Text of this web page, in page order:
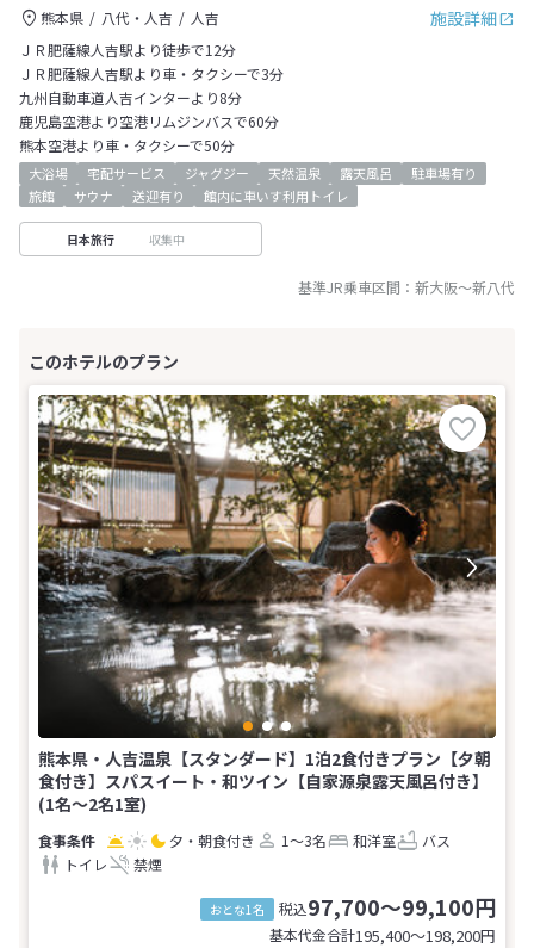
施設詳細
熊本県 八代・人吉
人吉
ＪＲ肥薩線人吉駅より徒歩で12分
ＪＲ肥薩線人吉駅より車・タクシーで3分
九州自動車道人吉インターより8分
鹿児島空港より空港リムジンバスで60分
熊本空港より車・タクシーで50分
大浴場 宅配サービス ジャグジー 天然温泉 露天風呂
駐車場有り
旅館
サウナ 送迎有り 館内に車いす利用トイレ
日本旅行 収集中
基準JR乗車区間： 新大阪～新八代
熊本県・人吉温泉【スタンダード】1泊2食付きプラン【夕朝
食付き】スパスイート・和ツイン【自家源泉露天風呂付き】
(1名～2名1室)
夕・朝食付き 1～3名 和洋室
バス
トイレ
禁煙
おとな1名 税込97,700～99,100円
基本代金合計195,400〜198,200円